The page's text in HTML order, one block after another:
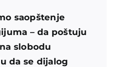
saopštenje
– da poštuju
slobodu
da se dijalog